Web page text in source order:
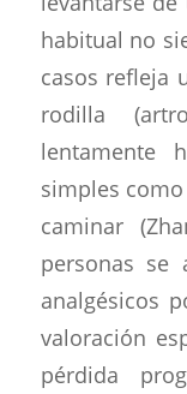
habitual no
casos refleja
rodilla
lentamente
simples
caminar
personas se
analgésicos
valoración
pérdida